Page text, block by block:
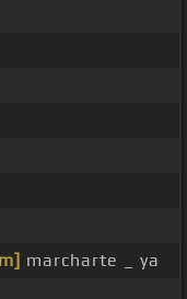
marcharte _ ya